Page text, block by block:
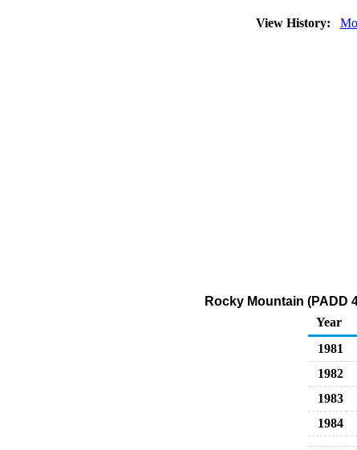
View History:
Rocky Mountain (PADD
Year
1981
1982
1983
1984